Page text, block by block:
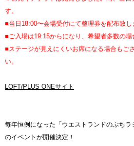
す。
■当日18:00〜会場受付にて整理券を配布致し
■ご入場は19:15からになり、希望者多数の場
■ステージが見えにくいお席になる場合もご
い。
LOFT/PLUS ONEサイト
毎年恒例になった「ウエストランドのぶち
のイベントが開催決定！